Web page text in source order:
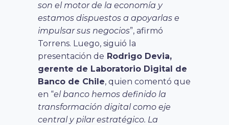
son el motor de la economía y
estamos dispuestos a apoyarlas e
impulsar sus negocios”, afirmó
Torrens. Luego, siguió la
presentación de Rodrigo Devia,
gerente de Laboratorio Digital de
Banco de Chile, quien comentó que
en “el banco hemos definido la
transformación digital como eje
central y pilar estratégico. La